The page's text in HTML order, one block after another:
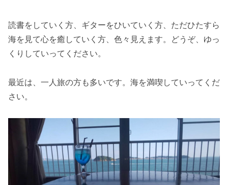
読書をしていく方、ギターをひいていく方、ただひたすら
海を見て心を癒していく方、色々見えます。どうぞ、ゆっ
くりしていってください。
最近は、一人旅の方も多いです。海を満喫していってくだ
さい。